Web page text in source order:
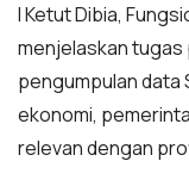
I Ketut Dibia,
menjelaskan tugas
pengumpulan data
ekonomi,
relevan dengan